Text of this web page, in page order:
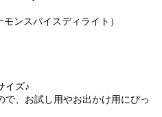
ンスパイスディライト）
イズ♪
、お試し用やお出かけ用にぴっ